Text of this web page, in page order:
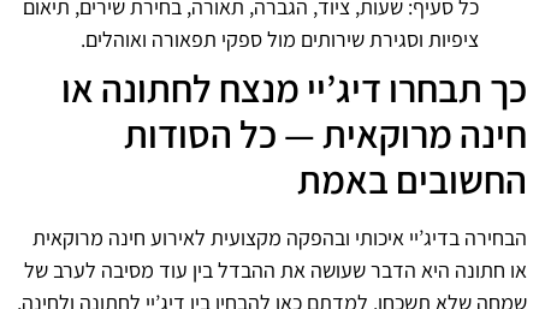
כל סעיף: שעות, ציוד, הגברה, תאורה, בחירת שירים, תיאום
ציפיות וסגירת שירותים מול ספקי תפאורה ואוהלים.
כך תבחרו דיג’יי מנצח לחתונה או
חינה מרוקאית — כל הסודות
החשובים באמת
הבחירה בדיג’יי איכותי ובהפקה מקצועית לאירוע חינה מרוקאית
או חתונה היא הדבר שעושה את ההבדל בין עוד מסיבה לערב של
שמחה שלא תשכחו. למדתם כאן להבחין בין דיג’יי לחתונה ולחינה,